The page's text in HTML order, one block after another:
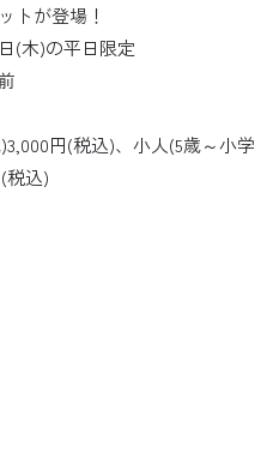
トが登場！
(木)の平日限定
円(税込)、小人(5歳～小学
税込)